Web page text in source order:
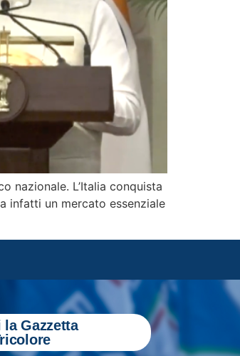
nazionale. L’Italia conquista
infatti un mercato essenziale
la Gazzetta